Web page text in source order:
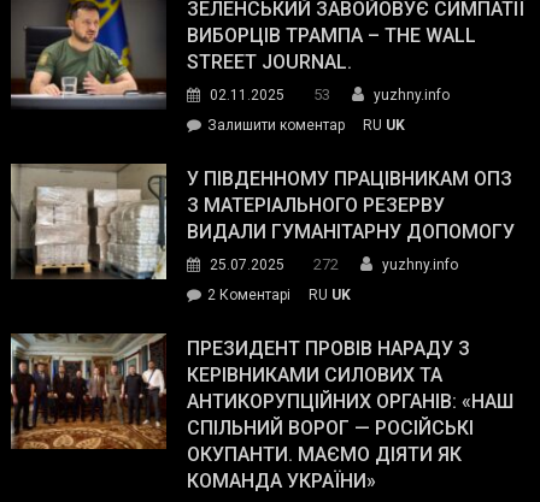
ЗЕЛЕНСЬКИЙ ЗАВОЙОВУЄ СИМПАТІЇ
ВИБОРЦІВ ТРАМПА – THE WALL
STREET JOURNAL.
02.11.2025 53
yuzhny.info
Залишити коментарon
завойовує
симпатії
виборців
The
Street
Journal.
RU UK
У ПІВДЕННОМУ ПРАЦІВНИКАМ ОПЗ
З МАТЕРІАЛЬНОГО РЕЗЕРВУ
ВИДАЛИ ГУМАНІТАРНУ ДОПОМОГУ
25.07.2025 272
yuzhny.info
2 Коментарі
Південному
працівникам
ОПЗ
з
матеріального
резерву
RU UK
ПРЕЗИДЕНТ ПРОВІВ НАРАДУ З
КЕРІВНИКАМИ СИЛОВИХ ТА
АНТИКОРУПЦІЙНИХ ОРГАНІВ: «НАШ
СПІЛЬНИЙ ВОРОГ — РОСІЙСЬКІ
ОКУПАНТИ. МАЄМО ДІЯТИ ЯК
КОМАНДА УКРАЇНИ»